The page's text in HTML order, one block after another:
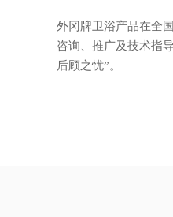
外冈牌卫浴产品在全
咨询、推广及技术指
后顾之忧”。